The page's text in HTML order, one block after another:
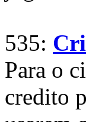
535:
Para o
credito